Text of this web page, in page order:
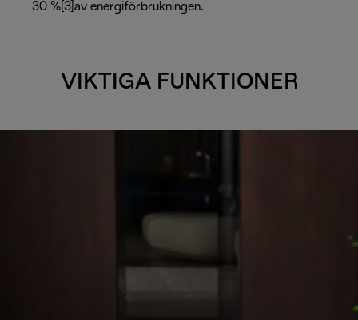
30 %[3]av energiförbrukningen.
VIKTIGA FUNKTIONER